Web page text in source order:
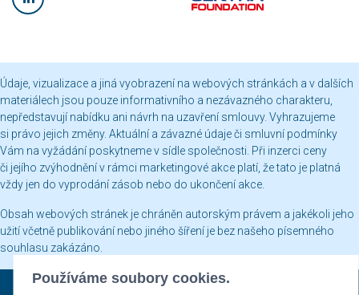
Údaje, vizualizace a jiná vyobrazení na webových stránkách a v dalších
materiálech jsou pouze informativního a nezávazného charakteru,
nepředstavují nabídku ani návrh na uzavření smlouvy. Vyhrazujeme
si právo jejich změny. Aktuální a závazné údaje či smluvní podmínky
Vám na vyžádání poskytneme v sídle společnosti. Při inzerci ceny
či jejího zvýhodnění v rámci marketingové akce platí, že tato je platná
vždy jen do vyprodání zásob nebo do ukončení akce.
Obsah webových stránek je chráněn autorským právem a jakékoli jeho
užití včetně publikování nebo jiného šíření je bez našeho písemného
souhlasu zakázáno.
Sekyra Group © 2026
Používáme soubory cookies.